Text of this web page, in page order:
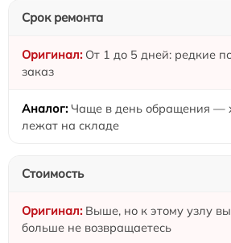
Срок ремонта
От 1 до 5 дней: редкие
заказ
Чаще в день обращения —
лежат на складе
Стоимость
Выше, но к этому узлу
больше не возвращаетесь